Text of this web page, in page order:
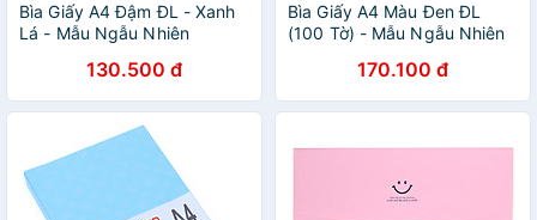
Bìa Giấy A4 Đậm ĐL - Xanh
Lá - Mẫu Ngẫu Nhiên
130.500 đ
Bìa Giấy A4 Màu Đen ĐL
(100 Tờ) - Mẫu Ngẫu Nhiên
170.100 đ